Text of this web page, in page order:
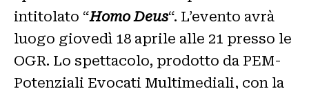
intitolato “Homo Deus“. L’evento avrà
luogo giovedì 18 aprile alle 21 presso le
OGR. Lo spettacolo, prodotto da PEM-
Potenziali Evocati Multimediali, con la